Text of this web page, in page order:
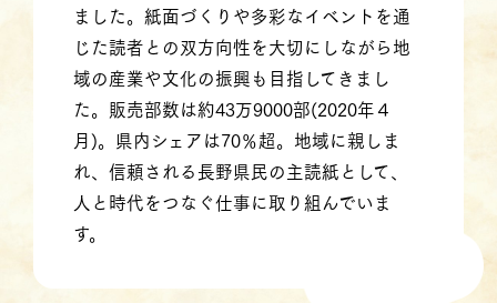
ました。紙面づくりや多彩なイベントを通
じた読者との双方向性を大切にしながら地
域の産業や文化の振興も目指してきまし
た。販売部数は約43万9000部(2020年４
月)。県内シェアは70％超。地域に親しま
れ、信頼される長野県民の主読紙として、
人と時代をつなぐ仕事に取り組んでいま
す。